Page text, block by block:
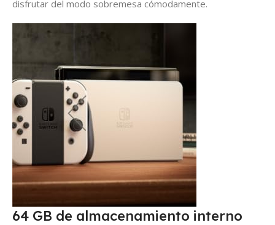
disfrutar del modo sobremesa cómodamente.
64 GB de almacenamiento interno